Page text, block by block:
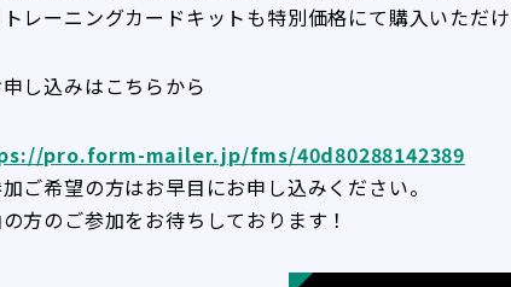
レーニングカードキットも特別価格にて購入いただ
し込みはこちらから
pro.form-mailer.jp/fms/40d80288142389
ご希望の方はお早目にお申し込みください。
方のご参加をお待ちしております！